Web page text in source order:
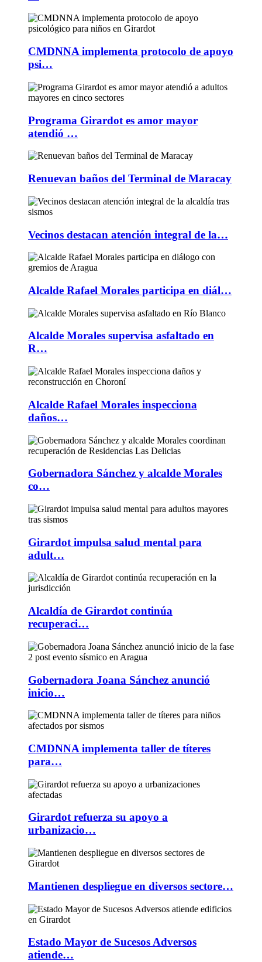
CMDNNA implementa protocolo de apoyo
psi…
Programa Girardot es amor mayor
atendió …
Renuevan baños del Terminal de Maracay
Vecinos destacan atención integral de la…
Alcalde Rafael Morales participa en diál…
Alcalde Morales supervisa asfaltado en
R…
Alcalde Rafael Morales inspecciona
daños…
Gobernadora Sánchez y alcalde Morales
co…
Girardot impulsa salud mental para
adult…
Alcaldía de Girardot continúa
recuperaci…
Gobernadora Joana Sánchez anunció
inicio…
CMDNNA implementa taller de títeres
para…
Girardot refuerza su apoyo a
urbanizacio…
Mantienen despliegue en diversos sectore…
Estado Mayor de Sucesos Adversos
atiende…